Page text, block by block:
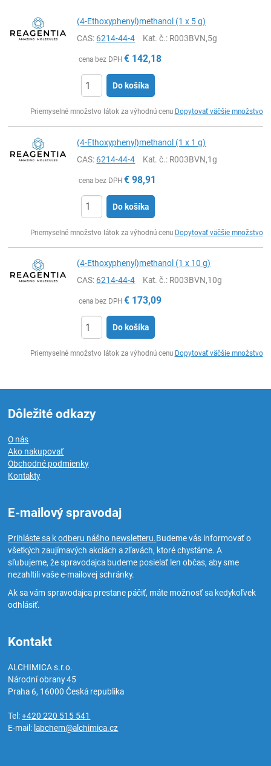
(4-Ethoxyphenyl)methanol (1 x 5 g)
CAS:6214-44-4 Kat. č.: R003BVN,5g
cena bez DPH € 142,18
Do košíka
Priemyselné množstvo látok za výhodnú cenu Dopytovať väčšie množstvo
(4-Ethoxyphenyl)methanol (1 x 1 g)
CAS:6214-44-4 Kat. č.: R003BVN,1g
cena bez DPH € 98,91
Do košíka
Priemyselné množstvo látok za výhodnú cenu Dopytovať väčšie množstvo
(4-Ethoxyphenyl)methanol (1 x 10 g)
CAS:6214-44-4 Kat. č.: R003BVN,10g
cena bez DPH € 173,09
Do košíka
Priemyselné množstvo látok za výhodnú cenu Dopytovať väčšie množstvo
Dôležité odkazy
O nás
Ako nakupovať
Obchodné podmienky
Kontakty
E-mailový spravodaj
Prihláste sa k odberu nášho newsletteru.Budeme vás informovať o
všetkých zaujímavých akciách a zľavách, ktoré chystáme. A
sľubujeme, že spravodajca budeme posielať len občas, aby sme
nezahltili vaše e-mailovej schránky.
Ak sa vám spravodajca prestane páčiť, máte možnosť sa kedykoľvek
odhlásiť.
Kontakt
ALCHIMICA s.r.o.
Národní obrany 45
Praha 6, 16000Česká republika
Tel:+420 220 515 541
E-mail: labchem@alchimica.cz